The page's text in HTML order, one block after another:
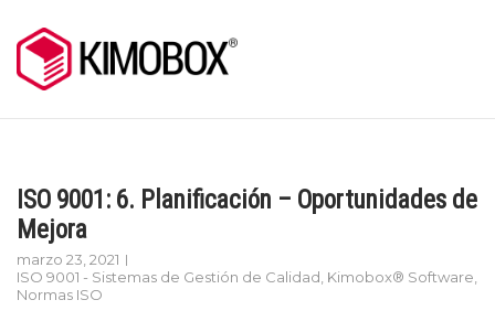
to
content
ISO 9001: 6. Planificación – Oportunidades de
Mejora
marzo 23, 2021
ISO 9001 - Sistemas de Gestión de Calidad Kimobox® Software
Normas ISO